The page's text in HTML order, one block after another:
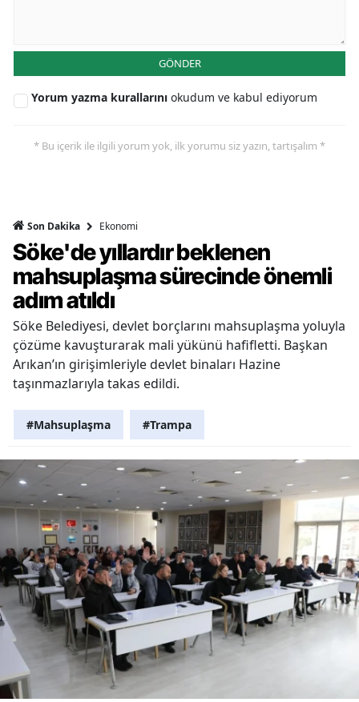
GÖNDER
Yorum yazma kurallarını okudum ve kabul ediyorum
* Bu içerik ile ilgili yorum yok, ilk yorumu siz yazın, tartışalım *
Son Dakika Ekonomi
Söke'de yıllardır beklenen
mahsuplaşma sürecinde önemli
adım atıldı
Söke Belediyesi, devlet borçlarını mahsuplaşma yoluyla
çözüme kavuşturarak mali yükünü hafifletti. Başkan
Arıkan’ın girişimleriyle devlet binaları Hazine
taşınmazlarıyla takas edildi.
#Mahsuplaşma #Trampa